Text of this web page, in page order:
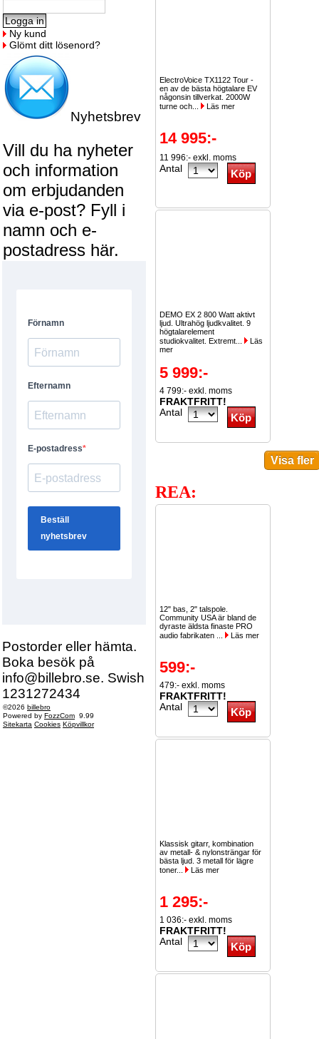
Ny kund
Glömt ditt lösenord?
Nyhetsbrev
Vill du ha nyheter
och information
om erbjudanden
via e-post? Fyll i
namn och e-
postadress här.
Postorder eller hämta.
Boka besök på
info@billebro.se. Swish
1231272434
©2026 billebro
Powered by FozzCom 9.99
Sitekarta Cookies Köpvillkor
ElectroVoice TX1122 Tour -
en av de bästa högtalare EV
någonsin tillverkat. 2000W
turne och...
Läs mer
14 995:-
11 996:- exkl. moms
Antal
DEMO EX 2 800 Watt aktivt
ljud. Ultrahög ljudkvalitet. 9
högtalarelement
studiokvalitet. Extremt...
Läs
mer
5 999:-
4 799:- exkl. moms
FRAKTFRITT!
Antal
REA:
12" bas, 2" talspole.
Community USA är bland de
dyraste äldsta finaste PRO
audio fabrikaten ...
Läs mer
599:-
479:- exkl. moms
FRAKTFRITT!
Antal
Klassisk gitarr, kombination
av metall- & nylonsträngar för
bästa ljud. 3 metall för lägre
toner...
Läs mer
1 295:-
1 036:- exkl. moms
FRAKTFRITT!
Antal